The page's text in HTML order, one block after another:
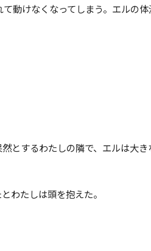
動けなくなってしまう。エルの
とするわたしの隣で、エルは大
わたしは頭を抱えた。